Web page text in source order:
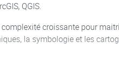
QGIS.
croissante pour
la symbologie et les